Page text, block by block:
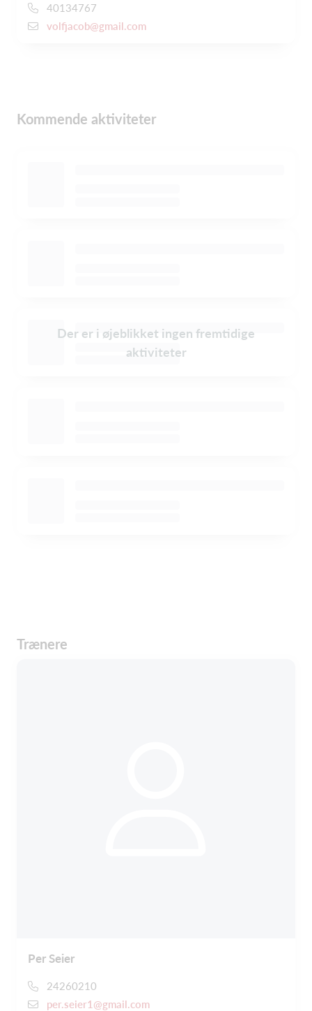
40134767
volfjacob@gmail.com
Kommende aktiviteter
Der er i øjeblikket ingen fremtidige
aktiviteter
Trænere
Per Seier
24260210
per.seier1@gmail.com